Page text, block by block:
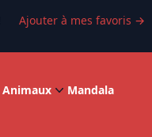
Ajouter à mes favoris →
Animaux Mandala